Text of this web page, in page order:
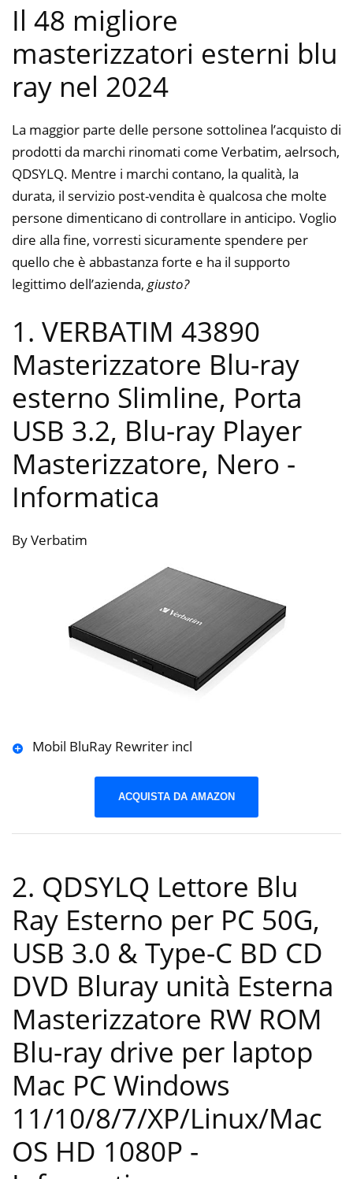
Il 48 migliore
masterizzatori esterni blu
ray nel 2024
La maggior parte delle persone sottolinea l’acquisto di
prodotti da marchi rinomati come Verbatim, aelrsoch,
QDSYLQ. Mentre i marchi contano, la qualità, la
durata, il servizio post-vendita è qualcosa che molte
persone dimenticano di controllare in anticipo. Voglio
dire alla fine, vorresti sicuramente spendere per
quello che è abbastanza forte e ha il supporto
legittimo dell’azienda, giusto?
1. VERBATIM 43890
Masterizzatore Blu-ray
esterno Slimline, Porta
USB 3.2, Blu-ray Player
Masterizzatore, Nero -
Informatica
By Verbatim
Mobil BluRay Rewriter incl
ACQUISTA DA AMAZON
2. QDSYLQ Lettore Blu
Ray Esterno per PC 50G,
USB 3.0 & Type-C BD CD
DVD Bluray unità Esterna
Masterizzatore RW ROM
Blu-ray drive per laptop
Mac PC Windows
11/10/8/7/XP/Linux/Mac
OS HD 1080P -